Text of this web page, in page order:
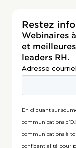
Restez
Webinaires
et
leaders RH.